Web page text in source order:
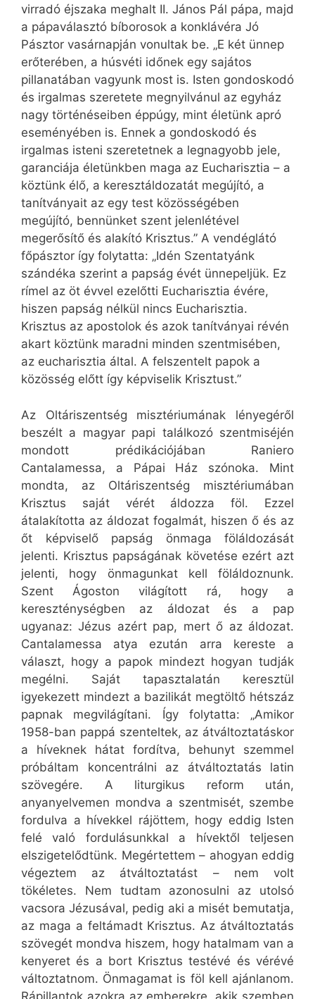
virradó éjszaka meghalt II. János Pál pápa, majd
a pápaválasztó bíborosok a konklávéra Jó
Pásztor vasárnapján vonultak be. „E két ünnep
erőterében, a húsvéti időnek egy sajátos
pillanatában vagyunk most is. Isten gondoskodó
és irgalmas szeretete megnyilvánul az egyház
nagy történéseiben éppúgy, mint életünk apró
eseményében is. Ennek a gondoskodó és
irgalmas isteni szeretetnek a legnagyobb jele,
garanciája életünkben maga az Eucharisztia – a
köztünk élő, a keresztáldozatát megújító, a
tanítványait az egy test közösségében
megújító, bennünket szent jelenlétével
megerősítő és alakító Krisztus.” A vendéglátó
főpásztor így folytatta: „Idén Szentatyánk
szándéka szerint a papság évét ünnepeljük. Ez
rímel az öt évvel ezelőtti Eucharisztia évére,
hiszen papság nélkül nincs Eucharisztia.
Krisztus az apostolok és azok tanítványai révén
akart köztünk maradni minden szentmisében,
az eucharisztia által. A felszentelt papok a
közösség előtt így képviselik Krisztust.”
Az Oltáriszentség misztériumának lényegéről
beszélt a magyar papi találkozó szentmiséjén
mondott prédikációjában Raniero
Cantalamessa, a Pápai Ház szónoka. Mint
mondta, az Oltáriszentség misztériumában
Krisztus saját vérét áldozza föl. Ezzel
átalakította az áldozat fogalmát, hiszen ő és az
őt képviselő papság önmaga föláldozását
jelenti. Krisztus papságának követése ezért azt
jelenti, hogy önmagunkat kell föláldoznunk.
Szent Ágoston világított rá, hogy a
kereszténységben az áldozat és a pap
ugyanaz: Jézus azért pap, mert ő az áldozat.
Cantalamessa atya ezután arra kereste a
választ, hogy a papok mindezt hogyan tudják
megélni. Saját tapasztalatán keresztül
igyekezett mindezt a bazilikát megtöltő hétszáz
papnak megvilágítani. Így folytatta: „Amikor
1958-ban pappá szenteltek, az átváltoztatáskor
a híveknek hátat fordítva, behunyt szemmel
próbáltam koncentrálni az átváltoztatás latin
szövegére. A liturgikus reform után,
anyanyelvemen mondva a szentmisét, szembe
fordulva a hívekkel rájöttem, hogy eddig Isten
felé való fordulásunkkal a hívektől teljesen
elszigetelődtünk. Megértettem – ahogyan eddig
végeztem az átváltoztatást – nem volt
tökéletes. Nem tudtam azonosulni az utolsó
vacsora Jézusával, pedig aki a misét bemutatja,
az maga a feltámadt Krisztus. Az átváltoztatás
szövegét mondva hiszem, hogy hatalmam van a
kenyeret és a bort Krisztus testévé és vérévé
változtatnom. Önmagamat is föl kell ajánlanom.
Rápillantok azokra az emberekre, akik szemben